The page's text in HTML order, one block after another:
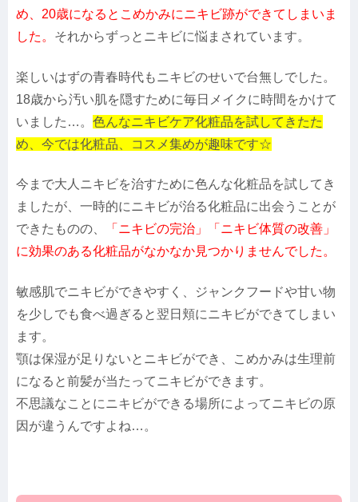
め、20歳になるとこめかみにニキビ跡ができてしまいま
した。 それからずっとニキビに悩まされています。
楽しいはずの青春時代もニキビのせいで台無しでした。
18歳から汚い肌を隠すために毎日メイクに時間をかけて
いました…。 色んなニキビケア化粧品を試してきたた
め、今では化粧品、コスメ集めが趣味です☆
今まで大人ニキビを治すために色んな化粧品を試してき
ましたが、一時的にニキビが治る化粧品に出会うことが
できたものの、
「ニキビの完治」「ニキビ体質の改善」
に効果のある化粧品がなかなか見つかりませんでした。
敏感肌でニキビができやすく、ジャンクフードや甘い物
を少しでも食べ過ぎると翌日頬にニキビができてしまい
ます。
顎は保湿が足りないとニキビができ、こめかみは生理前
になると前髪が当たってニキビができます。
不思議なことにニキビができる場所によってニキビの原
因が違うんですよね…。